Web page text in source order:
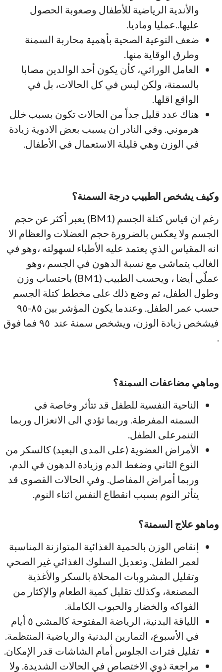
والأندية الرياضية للأطفال وصعوبة الحصول
عليها..عمليا وماديا.
ضعف التوعية الصحية بأهمية محاربة السمنة
وطرق الوقاية منها.
العامل الوراثي، كأن يكون أحد الوالدين مصابا
بالسمنة، ولكن ليس في كل الحالات، بل في
الواقع اقلها.
هناك عدد قليل جداً من الحالات تكون بسبب خلل
هرموني. وفي النادر ان يسبب بعض الادوية زيادة
في الوزن وهي قليلة الاستعمال في الأطفال.
وكيف يشخص الطبيب درجة السمنة؟
رغم ان قياس كتلة الجسم (BM1) يعبر أكثر عن حجم
الجسم ولا يعكس بالضرورة حجم العضلات والعظام الا
انه المقياس الذي يعتمد عليه الأطباء لسهولته ،وهو في
الغالب يتماشى مع نسبة الدهون في الجسم ،وهو
عملّي أيضا ، ويحسب الطبيب (BM1) باحتساب وزن
وطول الطفل، ثم وضع ذلك على مخطط كتلة الجسم
حسب عمر الطفل. وعندما يكون المؤشر بين ٨٥-٩٥
فيشخص زيادة الوزن، ويشخص سمنة عند ٩٥ فما فوق
.
وماهي مضاعفات السمنة؟
الناحية النفسية للطفل قد تتأثر وخاصة في
السمنه المفرطة. وربما تؤدي الى الانعزال وربما
التنمرعلى الطفل.
الأمراض العضوية (على المدى البعيد) كالسكر من
النوع الثاني وضغط الدم وزيادة الدهون في الدم،
وربما أمراض المفاصل. وفي الحالات القصوى قد
يتأثر النوم بسبب انقطاع النفس اثناء النوم.
وماهو علاج السمنة؟
إنقاص الوزن بالحمية الغذائية المتوازنة المناسبة
لعمر الطفل. وتعديل السلوك الغذائي غير الصحي
وتقليل المشروبات المحلاة بالسكر والأغذية
المصنعة، وكذلك تقليل كمية الطعام والإكثار من
الفواكه والخضار والحبوب الكاملة.
اللياقة البدنية، الرياضة المفتوحة كالمشي ٥ أيام
في الأسبوع، التمارين البدنية والرياضية المنتظمة.
تقليل فترات الجلوس أمام الشاشات قدر الإمكان.
مراجعة ذوي الاختصاص في الحالات الشديدة. ولا